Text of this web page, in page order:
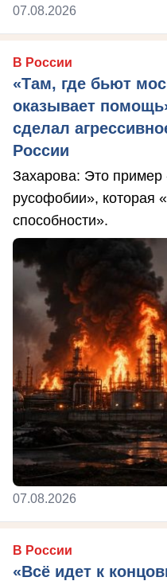
07.08.2026
В России
«Там, где бьют
оказывает
сделал
России
Захарова: Это пример
русофобии», которая
способности».
07.08.2026
В России
«Всё идет к